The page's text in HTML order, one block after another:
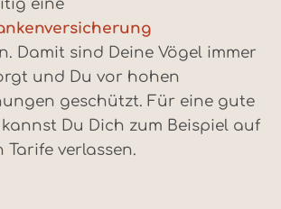
eine
Damit sind Deine Vögel immer
und Du vor hohen
geschützt. Für eine gute
Du Dich zum Beispiel auf
Tarife verlassen.